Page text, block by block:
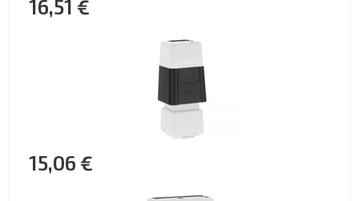
16,51 €
15,06 €